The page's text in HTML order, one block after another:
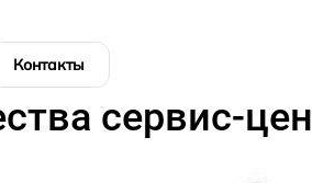
Контакты
сервис-